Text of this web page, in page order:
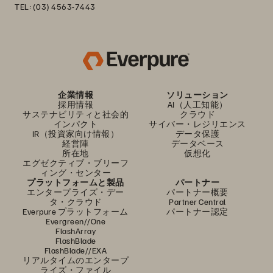
TEL: (03) 4563-7443
企業情報
採用情報
サステナビリティと社会的
インパクト
IR（投資家向け情報）
経営陣
所在地
エグゼクティブ・ブリーフ
ィング・センター
ソリューション
AI（人工知能）
クラウド
サイバー・レジリエンス
データ保護
データベース
仮想化
プラットフォームと製品
エンタープライズ・デー
タ・クラウド
Everpure プラットフォーム
Evergreen//One
FlashArray
FlashBlade
FlashBlade//EXA
リアルタイムのエンタープ
ライズ・ファイル
パートナー
パートナー概要
Partner Central
パートナー認定